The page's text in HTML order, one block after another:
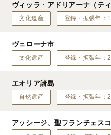
ヴィッラ・アドリアーナ（ティ
文化遺産 登録・拡張年：
ヴェローナ市
文化遺産 登録・拡張年：
エオリア諸島
自然遺産 登録・拡張年：
アッシージ、聖フランチェス